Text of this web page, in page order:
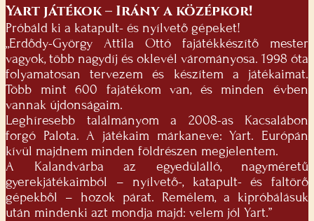
Yart játékok – Irány a középkor!
Próbáld ki a katapult- és nyílvető gépeket!
„Erdődy-György Attila Ottó fajátékkészítő mester
vagyok, több nagydíj és oklevél várományosa. 1998 óta
folyamatosan tervezem és készítem a játékaimat.
Több mint 600 fajátékom van, és minden évben
vannak újdonságaim.
Leghíresebb találmányom a 2008-as Kacsalábon
forgó Palota. A játékaim márkaneve: Yart. Európán
kívül majdnem minden földrészen megjelentem.
A Kalandvárba az egyedülálló, nagyméretű
gyerekjátékaimból – nyílvető-, katapult- és faltörő
gépekből – hozok párat. Remélem, a kipróbálásuk
után mindenki azt mondja majd: velem jól Yart.”